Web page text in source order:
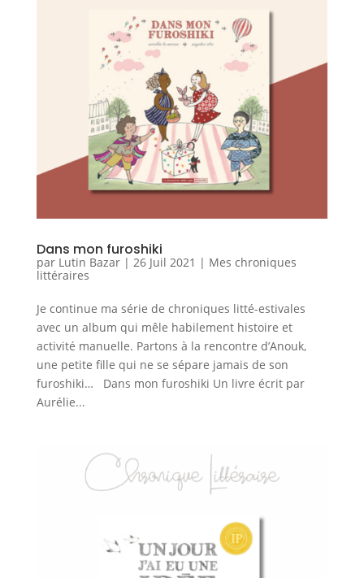
Dans mon furoshiki
par Lutin Bazar| 26 Juil 2021 | Mes chroniques
littéraires
Je continue ma série de chroniques litté-estivales
avec un album qui mêle habilement histoire et
activité manuelle. Partons à la rencontre d’Anouk,
une petite fille qui ne se sépare jamais de son
furoshiki… Dans mon furoshiki Un livre écrit par
Aurélie...